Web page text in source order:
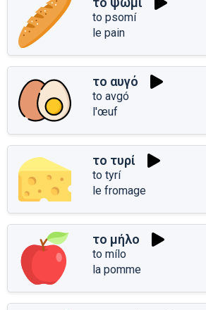
to psomí
le pain
το αυγό
to avgó
l'œuf
το τυρί
to tyrí
le fromage
το μήλο
to mílo
la pomme